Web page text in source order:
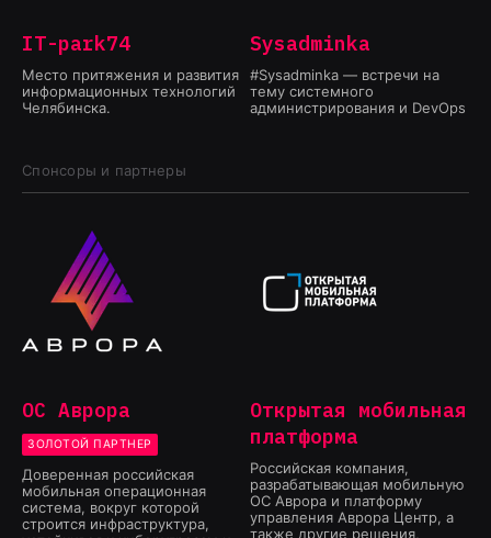
IT-park74
Место притяжения и развития
информационных технологий
Челябинска.
Sysadminka
#Sysadminka — встречи на
тему системного
администрирования и DevOps
Спонсоры и партнеры
ОС Аврора
ЗОЛОТОЙ ПАРТНЕР
Доверенная российская
мобильная операционная
система, вокруг которой
строится инфраструктура,
Открытая мобильная
платформа
Российская компания,
разрабатывающая мобильную
ОС Аврора и платформу
управления Аврора Центр, а
также другие решения,